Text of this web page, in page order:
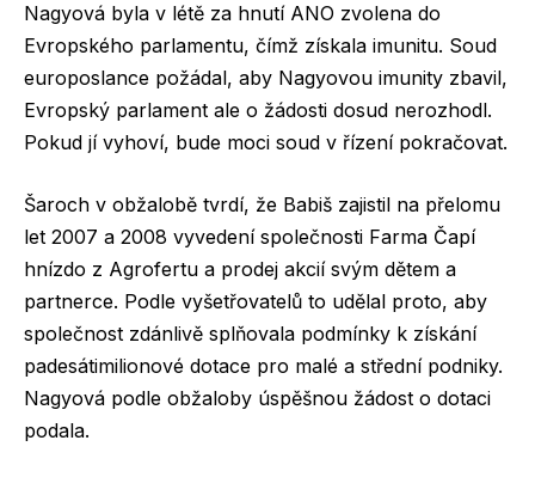
Nagyová byla v létě za hnutí ANO zvolena do
Evropského parlamentu, čímž získala imunitu. Soud
europoslance požádal, aby Nagyovou imunity zbavil,
Evropský parlament ale o žádosti dosud nerozhodl.
Pokud jí vyhoví, bude moci soud v řízení pokračovat.
Šaroch v obžalobě tvrdí, že Babiš zajistil na přelomu
let 2007 a 2008 vyvedení společnosti Farma Čapí
hnízdo z Agrofertu a prodej akcií svým dětem a
partnerce. Podle vyšetřovatelů to udělal proto, aby
společnost zdánlivě splňovala podmínky k získání
padesátimilionové dotace pro malé a střední podniky.
Nagyová podle obžaloby úspěšnou žádost o dotaci
podala.